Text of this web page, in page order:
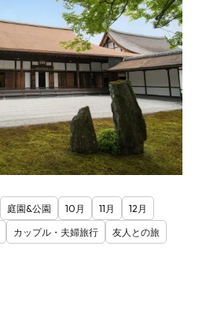
庭園&公園 10月 11月
12月
カップル・夫婦旅行
友人との旅